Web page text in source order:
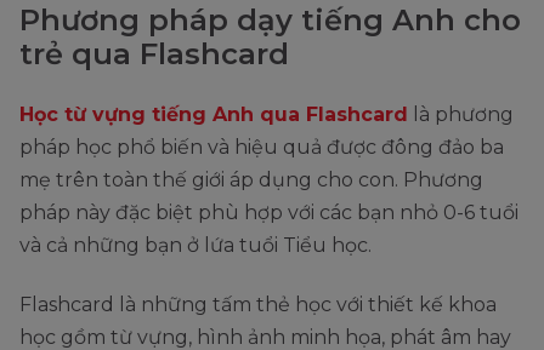
Phương pháp dạy tiếng Anh cho
trẻ qua Flashcard
Học từ vựng tiếng Anh qua Flashcard là phương
pháp học phổ biến và hiệu quả được đông đảo ba
mẹ trên toàn thế giới áp dụng cho con. Phương
pháp này đặc biệt phù hợp với các bạn nhỏ 0-6 tuổi
và cả những bạn ở lứa tuổi Tiểu học.
Flashcard là những tấm thẻ học với thiết kế khoa
học gồm từ vựng, hình ảnh minh họa, phát âm hay